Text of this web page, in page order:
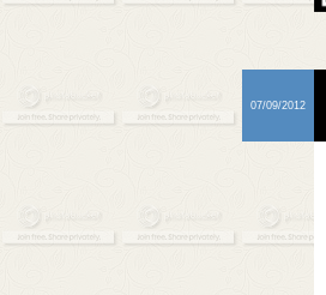
07/09/2012